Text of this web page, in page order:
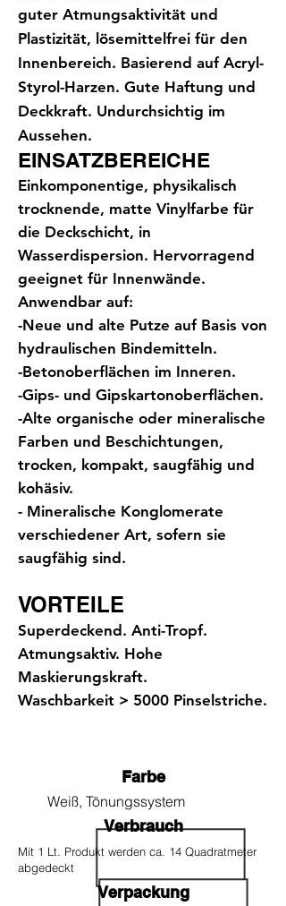
guter Atmungsaktivität und
Plastizität, lösemittelfrei für den
Innenbereich. Basierend auf Acryl-
Styrol-Harzen. Gute Haftung und
Deckkraft. Undurchsichtig im
Aussehen.
EINSATZBEREICHE
Einkomponentige, physikalisch
trocknende, matte Vinylfarbe für
die Deckschicht, in
Wasserdispersion. Hervorragend
geeignet für Innenwände.
Anwendbar auf:
-Neue und alte Putze auf Basis von
hydraulischen Bindemitteln.
-Betonoberflächen im Inneren.
-Gips- und Gipskartonoberflächen.
-Alte organische oder mineralische
Farben und Beschichtungen,
trocken, kompakt, saugfähig und
kohäsiv.
- Mineralische Konglomerate
verschiedener Art, sofern sie
saugfähig sind.
VORTEILE
Superdeckend. Anti-Tropf.
Atmungsaktiv. Hohe
Maskierungskraft.
Waschbarkeit > 5000 Pinselstriche.
Farbe
Weiß, Tönungssystem
Verbrauch
Mit 1 Lt. Produkt werden ca. 14 Quadratmeter
abgedeckt
Verpackung